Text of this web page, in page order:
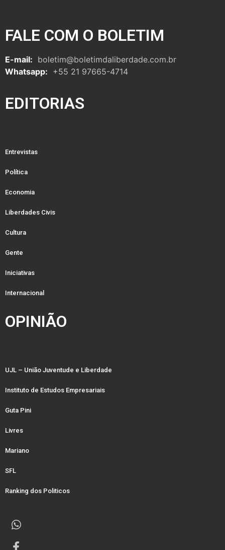
FALE COM O BOLETIM
E-mail: boletim@boletimdaliberdade.com.br
Whatsapp: +55 21 97665-4714
EDITORIAS
Entrevistas
Política
Economia
Liberdades Civis
Cultura
Gente
Iniciativas
Internacional
OPINIÃO
UJL – União Juventude e Liberdade
Instituto de Estudos Empresariais
Guta Pini
Livres
Mariano
SFL
Ranking dos Politicos